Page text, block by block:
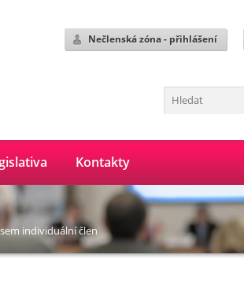
Nečlenská zóna - přihlášení
Kontakty
individuální člen